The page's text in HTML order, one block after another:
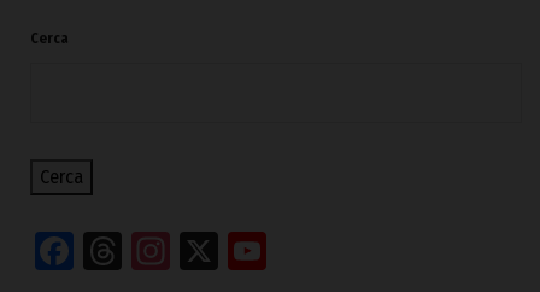
Cerca
Cerca
Facebook
Threads
Instagram
X